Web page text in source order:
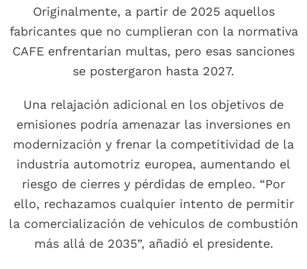
Originalmente, a partir de 2025 aquellos
fabricantes que no cumplieran con la normativa
CAFE enfrentarían multas, pero esas sanciones
se postergaron hasta 2027.
Una relajación adicional en los objetivos de
emisiones podría amenazar las inversiones en
modernización y frenar la competitividad de la
industria automotriz europea, aumentando el
riesgo de cierres y pérdidas de empleo. “Por
ello, rechazamos cualquier intento de permitir
la comercialización de vehículos de combustión
más allá de 2035”, añadió el presidente.